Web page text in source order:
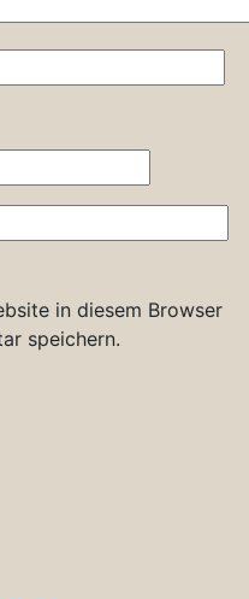
in diesem Browser
speichern.